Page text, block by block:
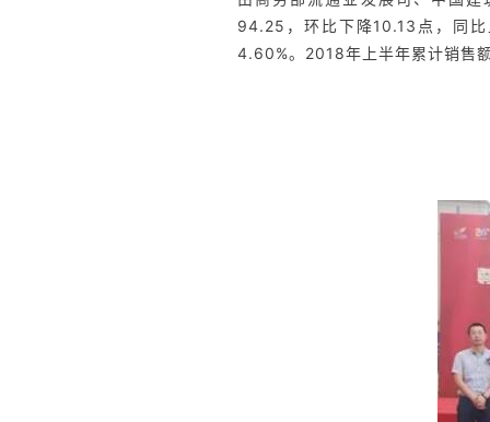
94.25，环比下降10.13点，同
4.60%。2018年上半年累计销售